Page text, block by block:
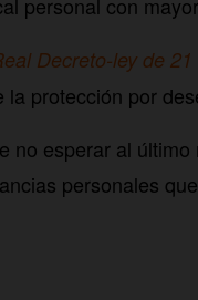
Decreto-ley de
protección por
no esperar al
personales